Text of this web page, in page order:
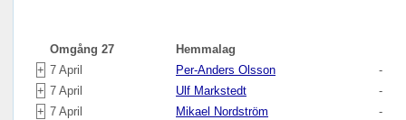
Omgång 27
Hemmalag
+ 7 April Per-Anders Olsson
-
+ 7 April Ulf Markstedt
-
+ 7 April Mikael Nordström
-